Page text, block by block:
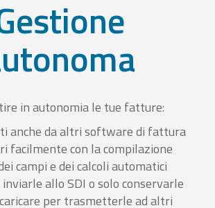
in autonomia le tue fatture:
anche da altri software di fattura
facilmente con la compilazione
campi e dei calcoli automatici
inviarle allo SDI o solo conservarle
per trasmetterle ad altri